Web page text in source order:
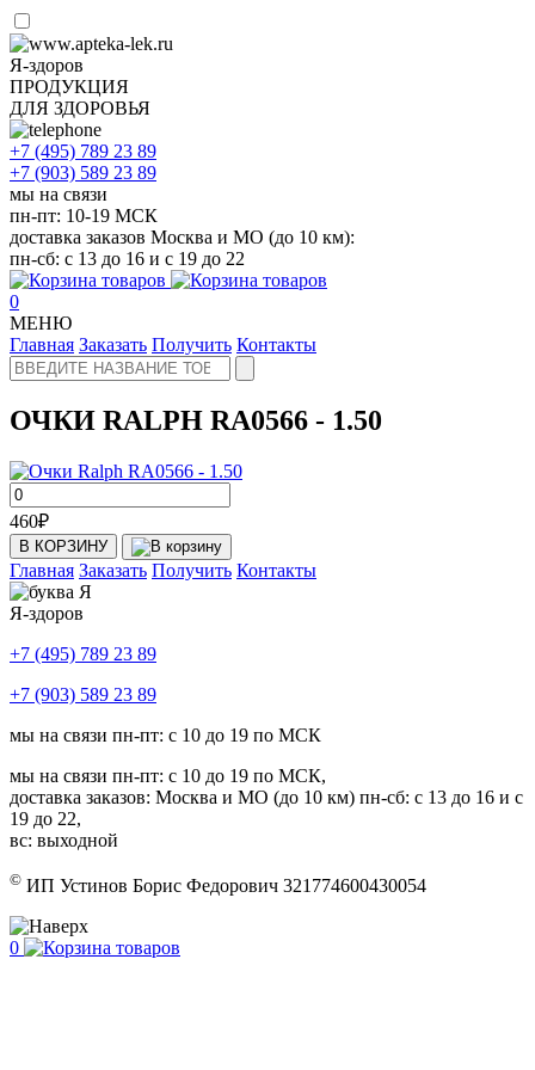
Я-здоров
ПРОДУКЦИЯ
ДЛЯ ЗДОРОВЬЯ
+7 (495) 789 23 89
+7 (903) 589 23 89
мы на связи
пн-пт: 10-19 МСК
доставка заказов Москва и МО (до 10 км):
пн-сб: с 13 до 16 и с 19 до 22
0
МЕНЮ
Главная Заказать Получить Контакты
ОЧКИ RALPH RA0566 - 1.50
460₽
В КОРЗИНУ
Главная Заказать Получить Контакты
Я-здоров
+7 (495) 789 23 89
+7 (903) 589 23 89
мы на связи пн-пт: с 10 до 19 по МСК
мы на связи пн-пт: с 10 до 19 по МСК,
доставка заказов: Москва и МО (до 10 км) пн-сб: с 13 до 16 и с
19 до 22,
вс: выходной
© ИП Устинов Борис Федорович 321774600430054
0